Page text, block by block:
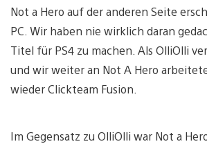
Not a Hero auf der anderen Seite
PC. Wir haben nie wirklich daran
Titel für PS4 zu machen. Als OlliOlli
und wir weiter an Not A Hero
wieder Clickteam Fusion.
Im Gegensatz zu OlliOlli war Not a